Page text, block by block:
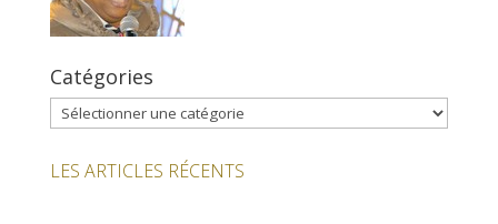
Catégories
Catégories
LES ARTICLES RÉCENTS